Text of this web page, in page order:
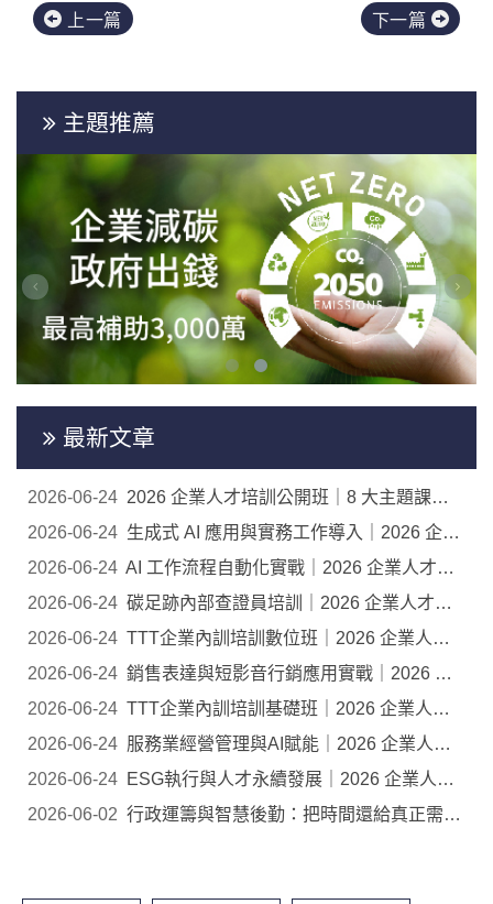
上一篇 下一篇
主題推薦
最新文章
2026-06-24 2026 企業人才培訓公開班｜8 大主題課程開放報名
2026-06-24 生成式 AI 應用與實務工作導入｜2026 企業人才培訓...
2026-06-24 AI 工作流程自動化實戰｜2026 企業人才培訓公開班
2026-06-24 碳足跡內部查證員培訓｜2026 企業人才培訓公開班
2026-06-24 TTT企業內訓培訓數位班｜2026 企業人才培訓公開班
2026-06-24 銷售表達與短影音行銷應用實戰｜2026 企業人才培...
2026-06-24 TTT企業內訓培訓基礎班｜2026 企業人才培訓公開班
2026-06-24 服務業經營管理與AI賦能｜2026 企業人才培訓公開...
2026-06-24 ESG執行與人才永續發展｜2026 企業人才培訓公開班
2026-06-02 行政運籌與智慧後勤：把時間還給真正需要人的工...